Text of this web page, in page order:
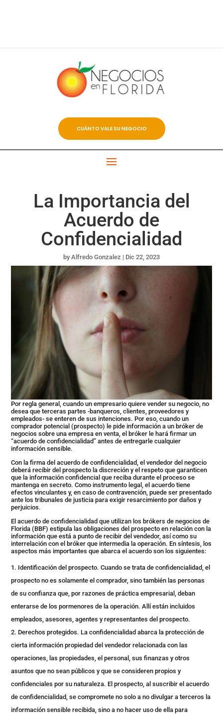
CUÁNTO VALE SU NEGOCIO
La Importancia del
Acuerdo de
Confidencialidad
by Alfredo Gonzalez | Dic 22, 2023
Por regla general, cuando un empresario quiere vender su negocio, no
desea que terceras partes -banqueros, clientes, proveedores y
empleados- se enteren de sus intenciones. Por eso, cuando un
comprador potencial (prospecto) le pide información a un bróker de
negocios sobre una empresa en venta, el bróker le hará firmar un
“acuerdo de confidencialidad” antes de entregarle cualquier
información sensible.
Con la firma del acuerdo de confidencialidad, el vendedor del negocio
deberá recibir del prospecto la discreción y el respeto que garanticen
que la información confidencial que reciba durante el proceso se
mantenga en secreto. Como instrumento legal, el acuerdo tiene
efectos vinculantes y, en caso de contravención, puede ser presentado
ante los tribunales de justicia para exigir resarcimiento por daños y
perjuicios.
El acuerdo de confidencialidad que utilizan los brókers de negocios de
Florida (BBF) estipula las obligaciones del prospecto en relación con la
información que está a punto de recibir del vendedor, así como su
interrelación con el bróker que intermedia la operación. En síntesis, los
aspectos más importantes que abarca el acuerdo son los siguientes:
Identificación del prospecto. Cuando se trata de confidencialidad, el
prospecto no es solamente el comprador, sino también las personas
de su confianza que, por razones de práctica empresarial, deban
enterarse de los pormenores de la operación. Allí están incluidos
empleados, asesores, agentes y representantes del prospecto.
Derechos protegidos. La confidencialidad abarca la protección de
cierta información propiedad del vendedor relacionada con las
operaciones, las propiedades, el personal, sus finanzas y otros
asuntos que no sean públicos y que se consideren propios y
confidenciales por su naturaleza. El prospecto, al suscribir el acuerdo
de confidencialidad, se compromete no solo a no divulgar a terceros la
información sensible recibida, sino a no hacer uso de ella para